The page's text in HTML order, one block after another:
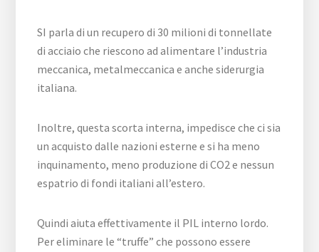
SI parla di un recupero di 30 milioni di tonnellate
di acciaio che riescono ad alimentare l’industria
meccanica, metalmeccanica e anche siderurgia
italiana.
Inoltre, questa scorta interna, impedisce che ci sia
un acquisto dalle nazioni esterne e si ha meno
inquinamento, meno produzione di CO2 e nessun
espatrio di fondi italiani all’estero.
Quindi aiuta effettivamente il PIL interno lordo.
Per eliminare le “truffe” che possono essere